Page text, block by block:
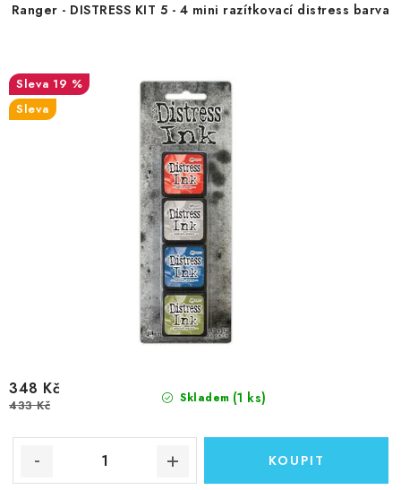
Ranger - DISTRESS KIT 5 - 4 mini razítkovací distress barva
19 %
Sleva
Skladem (1 ks)
348 Kč
433 Kč